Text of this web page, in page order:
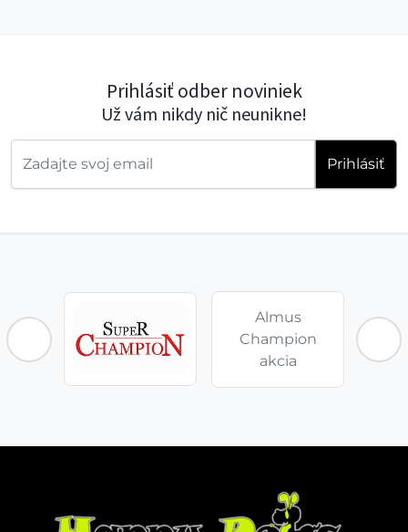
Prihlásiť odber noviniek
Už vám nikdy nič neunikne!
Prihlásiť
Almus
Champion
akcia